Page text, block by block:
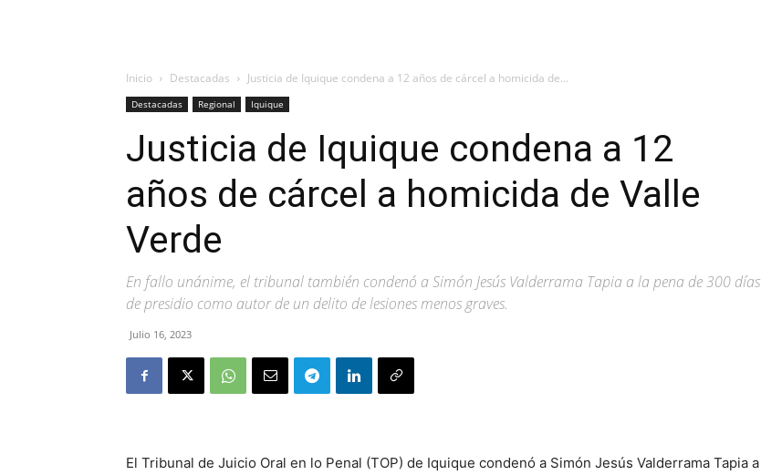
Inicio Destacadas Justicia de Iquique condena a 12 años de cárcel a homicida de...
Destacadas Regional Iquique
Justicia de Iquique condena a 12
años de cárcel a homicida de Valle
Verde
En fallo unánime, el tribunal también condenó a Simón Jesús Valderrama Tapia a la pena de 300 días
de presidio como autor de un delito de lesiones menos graves.
Julio 16, 2023
El Tribunal de Juicio Oral en lo Penal (TOP) de Iquique condenó a Simón Jesús Valderrama Tapia a